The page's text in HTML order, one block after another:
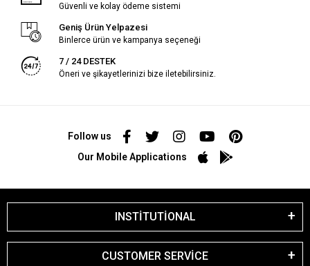
Güvenli ve kolay ödeme sistemi
Geniş Ürün Yelpazesi
Binlerce ürün ve kampanya seçeneği
7 / 24 DESTEK
Öneri ve şikayetlerinizi bize iletebilirsiniz.
Follow us
Our Mobile Applications
INSTİTUTİONAL
CUSTOMER SERVİCE